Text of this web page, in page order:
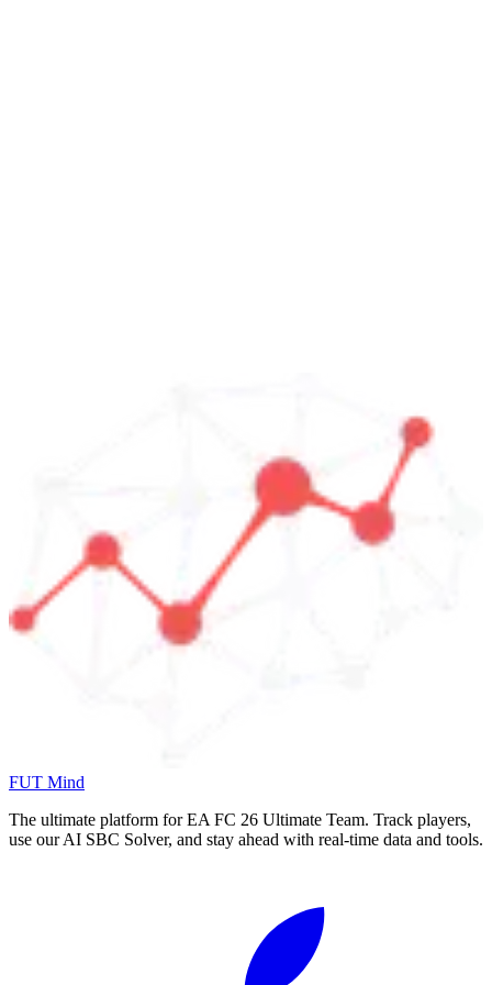
FUT Mind
The ultimate platform for EA FC 26 Ultimate Team. Track players,
use our AI SBC Solver, and stay ahead with real-time data and tools.